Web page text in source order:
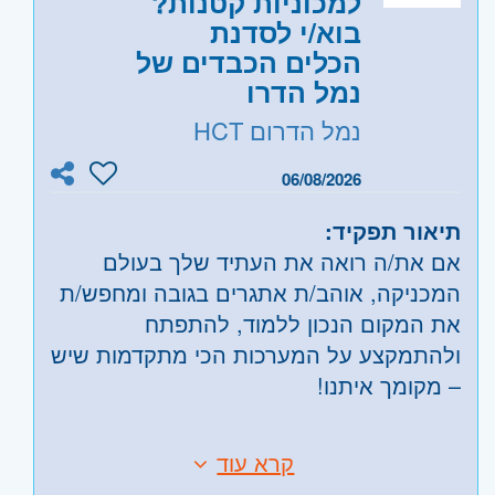
וגבעתיים, בקעת אונו וגבעת שמואל, חולון
ובת-ים, מודיעין, שוהם
- חדרה וזכרון יעקב, נתניה ועמק חפר,
רעננה, כפר סבא והוד השרון, ראש העין,
הרצליה ורמת השרון
בוא/י לסדנת
הכלים הכבדים של
נמל הדרו
נמל הדרום HCT
06/08/2026
תיאור תפקיד:
אם את/ה רואה את העתיד שלך בעולם
המכניקה, אוהב/ת אתגרים בגובה ומחפש/ת
את המקום הנכון ללמוד, להתפתח
ולהתמקצע על המערכות הכי מתקדמות שיש
– מקומך איתנו!
להצטרף ללב העשייה בסדנת הרכב והציוד
קרא עוד